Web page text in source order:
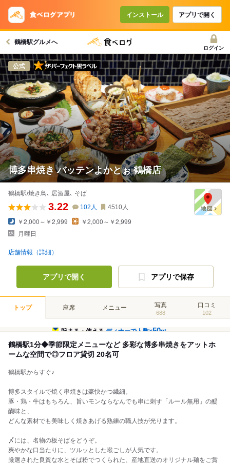
インストール アプリで開く
鶴橋駅グルメへ
ログイン
公式 ザ・パーフェクト黒ラベル
博多串焼き バッテンよかとぉ 鶴橋店
鶴橋駅/焼き鳥､ 居酒屋､ そば
3.22 102 人 4510人
￥2,000～￥2,999
￥2,000～￥2,999
月曜日
店舗情報（詳細）
アプリで開く アプリで保存
トップ 座席 メニュー 写真
688
口コミ
102
貯まる・使えるディナーで人数×50pt
鶴橋駅1分◆季節限定メニューなど 多彩な博多串焼きをアットホ
ームな空間で◎フロア貸切 20名可
鶴橋駅からすぐ♪
博多スタイルで焼く串焼きは豪快かつ繊細。
豚・鶏・牛はもちろん、旨いモンならなんでも串に刺す「ルール無用」の醍
醐味と、
どんな素材でも美味しく焼きあげる熟練の職人技が光ります。
〆には、名物の板そばをどうぞ。
爽やかな口当たりに、ツルッとした喉ごしが人気です。
厳選された良質な水とそば粉でつくられた、産地直送のオリジナル麺をご賞